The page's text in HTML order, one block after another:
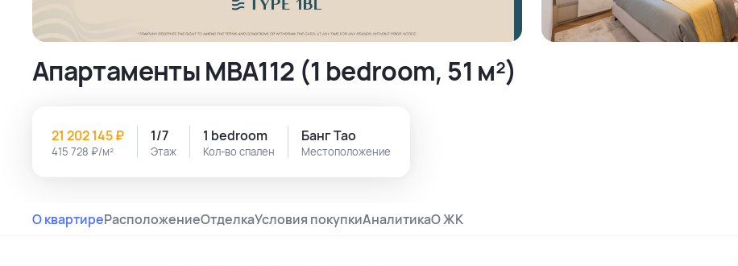
Апартаменты MBA112 (1 bedroom, 51 м²)
415 728 ₽/м²
21 202 145 ₽
Этаж
1/7
Кол-во спален
1 bedroom
Местоположение
Банг Тао
О квартиреРасположениеОтделкаУсловия покупкиАналитикаО ЖК